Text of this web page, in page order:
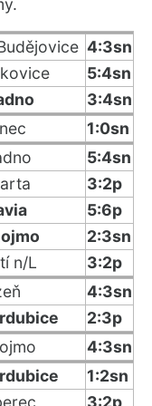
4:3sn
5:4sn
3:4sn
1:0sn
5:4sn
3:2p
5:6p
2:3sn
n/L
3:2p
4:3sn
2:3p
4:3sn
1:2sn
3:2p